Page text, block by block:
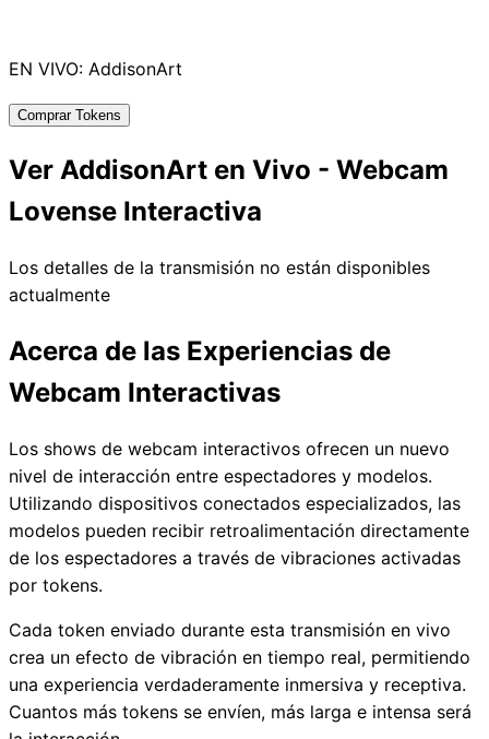
EN VIVO: AddisonArt
Comprar Tokens
Ver AddisonArt en Vivo - Webcam
Lovense Interactiva
Los detalles de la transmisión no están disponibles
actualmente
Acerca de las Experiencias de
Webcam Interactivas
Los shows de webcam interactivos ofrecen un nuevo
nivel de interacción entre espectadores y modelos.
Utilizando dispositivos conectados especializados, las
modelos pueden recibir retroalimentación directamente
de los espectadores a través de vibraciones activadas
por tokens.
Cada token enviado durante esta transmisión en vivo
crea un efecto de vibración en tiempo real, permitiendo
una experiencia verdaderamente inmersiva y receptiva.
Cuantos más tokens se envíen, más larga e intensa será